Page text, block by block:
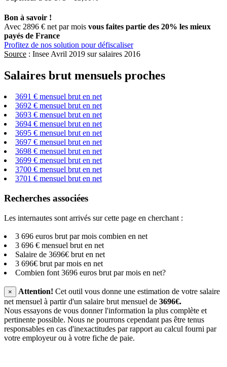
Bon à savoir !
Avec 2896 € net par mois vous faites partie des 20% les mieux
payés de France
Profitez de nos solution pour défiscaliser
Source : Insee Avril 2019 sur salaires 2016
Salaires brut mensuels proches
3691 € mensuel brut en net
3692 € mensuel brut en net
3693 € mensuel brut en net
3694 € mensuel brut en net
3695 € mensuel brut en net
3697 € mensuel brut en net
3698 € mensuel brut en net
3699 € mensuel brut en net
3700 € mensuel brut en net
3701 € mensuel brut en net
Recherches associées
Les internautes sont arrivés sur cette page en cherchant :
3 696 euros brut par mois combien en net
3 696 € mensuel brut en net
Salaire de 3696€ brut en net
3 696€ brut par mois en net
Combien font 3696 euros brut par mois en net?
× Attention! Cet outil vous donne une estimation de votre salaire
net mensuel à partir d'un salaire brut mensuel de 3696€.
Nous essayons de vous donner l'information la plus complète et
pertinente possible. Nous ne pourrons cependant pas être tenus
responsables en cas d'inexactitudes par rapport au calcul fourni par
votre employeur ou à votre fiche de paie.